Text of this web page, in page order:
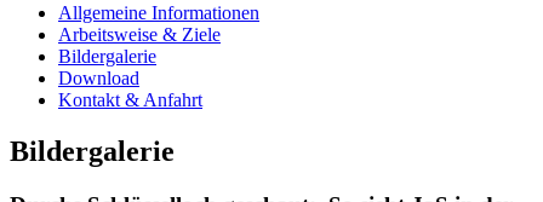
Allgemeine Informationen
Arbeitsweise & Ziele
Bildergalerie
Download
Kontakt & Anfahrt
Bildergalerie